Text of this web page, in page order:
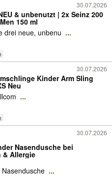
30.07.2026
& unbenutzt | 2x Seinz 200
150 ml
drei neue, unbenu ...
30.07.2026
Kinder Arm Sling
Neu
...
30.07.2026
Nasendusche bei
& Allergie
...